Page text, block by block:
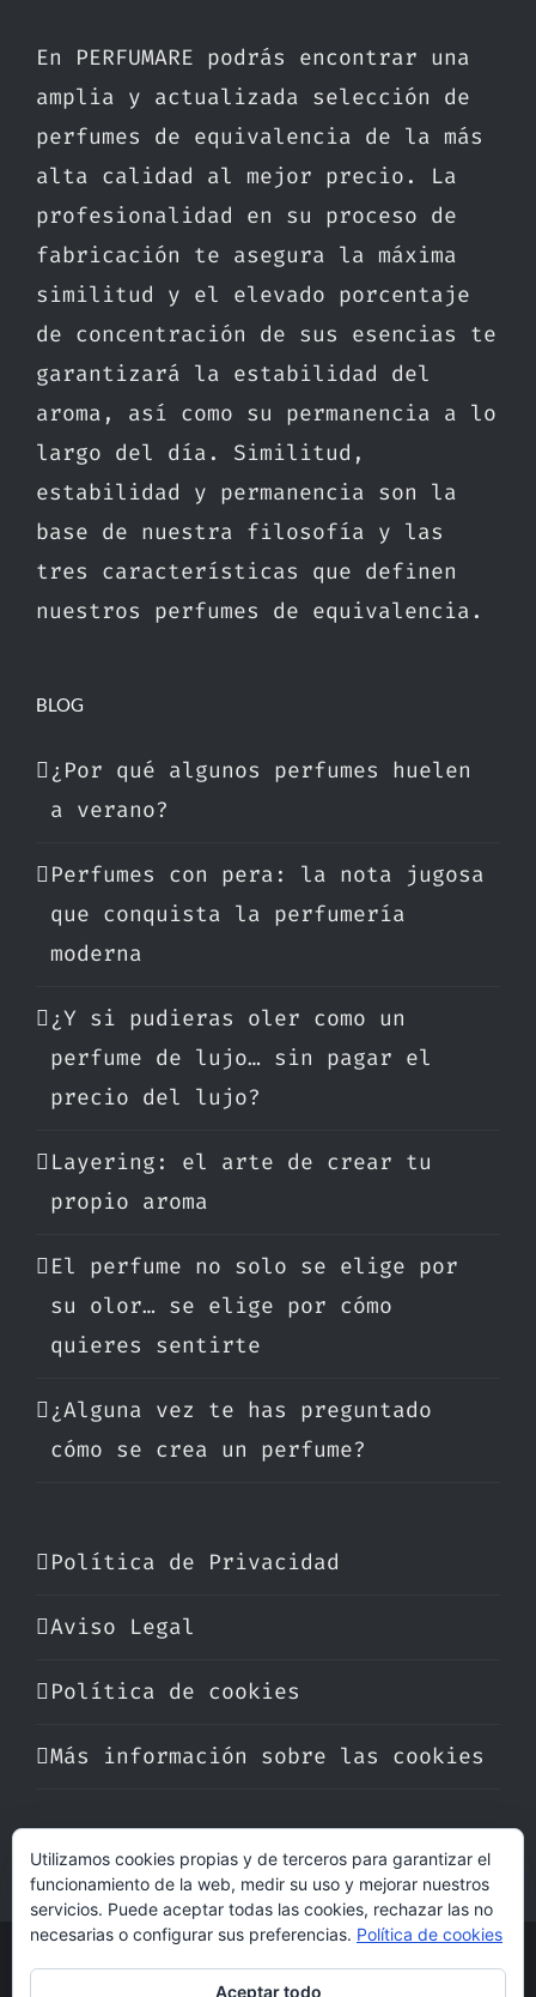
En PERFUMARE podrás encontrar una
amplia y actualizada selección de
perfumes de equivalencia de la más
alta calidad al mejor precio. La
profesionalidad en su proceso de
fabricación te asegura la máxima
similitud y el elevado porcentaje
de concentración de sus esencias te
garantizará la estabilidad del
aroma, así como su permanencia a lo
largo del día. Similitud,
estabilidad y permanencia son la
base de nuestra filosofía y las
tres características que definen
nuestros perfumes de equivalencia.
BLOG
¿Por qué algunos perfumes huelen
a verano?
Perfumes con pera: la nota jugosa
que conquista la perfumería
moderna
¿Y si pudieras oler como un
perfume de lujo… sin pagar el
precio del lujo?
Layering: el arte de crear tu
propio aroma
El perfume no solo se elige por
su olor… se elige por cómo
quieres sentirte
¿Alguna vez te has preguntado
cómo se crea un perfume?
Política de Privacidad
Aviso Legal
Política de cookies
Más información sobre las cookies
Utilizamos cookies propias y de terceros para garantizar el
funcionamiento de la web, medir su uso y mejorar nuestros
servicios. Puede aceptar todas las cookies, rechazar las no
necesarias o configurar sus preferencias. Política de cookies
Aceptar todo